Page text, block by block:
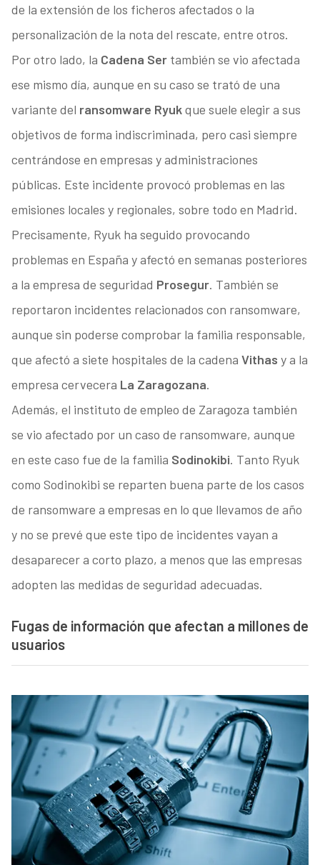
de la extensión de los ficheros afectados o la
personalización de la nota del rescate, entre otros.
Por otro lado, la Cadena Sertambién se vio afectada
ese mismo día, aunque en su caso se trató de una
variante del ransomware Ryukque suele elegir a sus
objetivos de forma indiscriminada, pero casi siempre
centrándose en empresas y administraciones
públicas. Este incidente provocó problemas en las
emisiones locales y regionales, sobre todo en Madrid.
Precisamente, Ryuk ha seguido provocando
problemas en España y afectó en semanas posteriores
a la empresa de seguridad Prosegur. También se
reportaron incidentes relacionados con ransomware,
aunque sin poderse comprobar la familia responsable,
que afectó a siete hospitales de la cadena Vithas y a la
empresa cervecera La Zaragozana.
Además, el instituto de empleo de Zaragoza también
se vio afectado por un caso de ransomware, aunque
en este caso fue de la familia Sodinokibi. Tanto Ryuk
como Sodinokibi se reparten buena parte de los casos
de ransomware a empresas en lo que llevamos de año
y no se prevé que este tipo de incidentes vayan a
desaparecer a corto plazo, a menos que las empresas
adopten las medidas de seguridad adecuadas.
Fugas de información que afectan a millones de
usuarios